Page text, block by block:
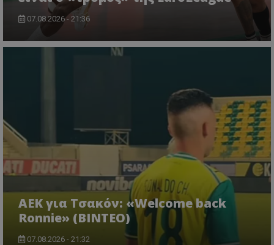
07.08.2026 - 21:36
ΑΕΚ για Τσακόν: «Welcome back
Ronnie» (ΒΙΝΤΕΟ)
07.08.2026 - 21:32